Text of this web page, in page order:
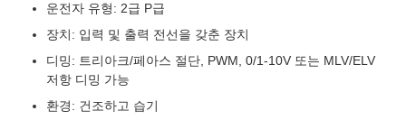
운전자 유형: 2급 P급
장치: 입력 및 출력 전선을 갖춘 장치
디밍: 트리아크/페아스 절단, PWM, 0/1-10V 또는 MLV/ELV
저항 디밍 가능
환경: 건조하고 습기